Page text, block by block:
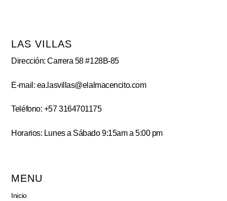
LAS VILLAS
Dirección: Carrera 58 #128B-85
E-mail: ea.lasvillas@elalmacencito.com
Teléfono: +57 3164701175
Horarios: Lunes a Sábado 9:15am a 5:00 pm
MENU
Inicio